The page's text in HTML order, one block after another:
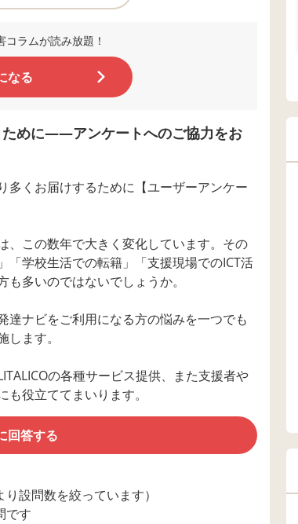
ラムが読み放題！
なる
めに――アンケートへのご協力をお
多くお届けするために【ユーザーアンケー
、この数年で大きく変化しています。その
学校生活での転籍」「支援現場でのICT活
多いのではないでしょうか。
達ナビをご利用になる方の悩みを一つでも
ます。
の各種サービス提供、また支援者や
役立ててまいります。
回答する
設問数を絞っています）
です